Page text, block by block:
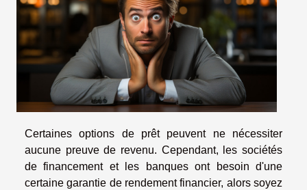
Certaines options de prêt peuvent ne nécessiter
aucune preuve de revenu. Cependant, les sociétés
de financement et les banques ont besoin d'une
certaine garantie de rendement financier, alors soyez